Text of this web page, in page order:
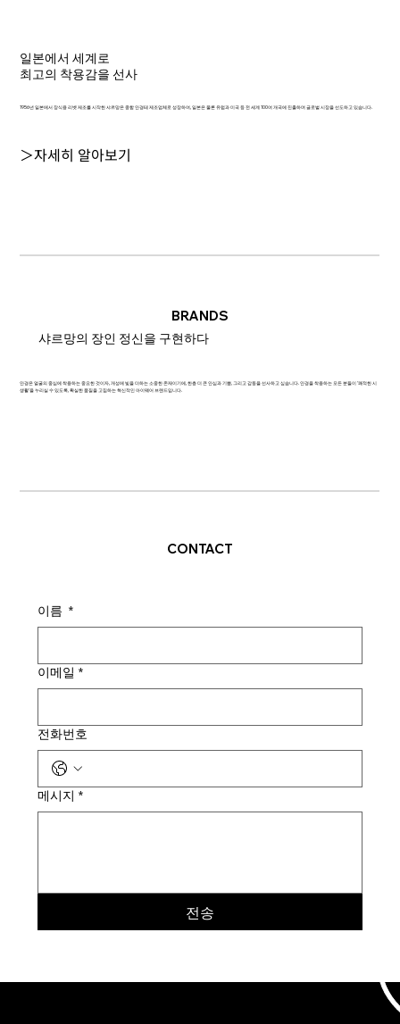
일본에서 세계로
최고의 착용감을 선사
1956년 일본에서 장식용 리벳 제조를 시작한 샤르망은 종합 안경테 제조업체로 성장하여, 일본은 물론 유럽과 미국 등 전 세계 100여 개국에 진출하며 글로벌 시장을 선도하고 있습니다.
＞자세히 알아보기
BRANDS
샤르망의 장인 정신을 구현하다
안경은 얼굴의 중심에 착용하는 중요한 것이자, 개성에 빛을 더하는 소중한 존재이기에, 한층 더 큰 안심과 기쁨, 그리고 감동을 선사하고 싶습니다. 안경을 착용하는 모든 분들이 '쾌적한 시
생활'을 누리실 수 있도록, 확실한 품질을 고집하는 혁신적인 아이웨어 브랜드입니다.
CONTACT
이름 *
이메일 *
전화번호
메시지 *
전송